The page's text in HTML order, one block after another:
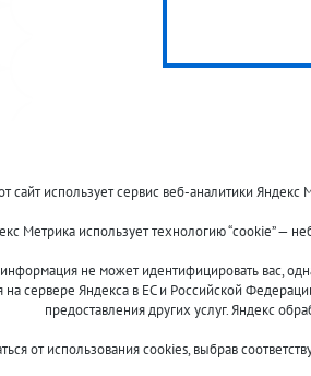
2024 "Волжские приманки"
8 (800)
500-7844
об ошибке
сайт использует сервис веб-аналитики
Метрика использует технологию “cookie” —
не может идентифицировать вас,
на сервере Яндекса в ЕС и Российской
предоставления других услуг. Яндекс
от использования cookies, выбрав